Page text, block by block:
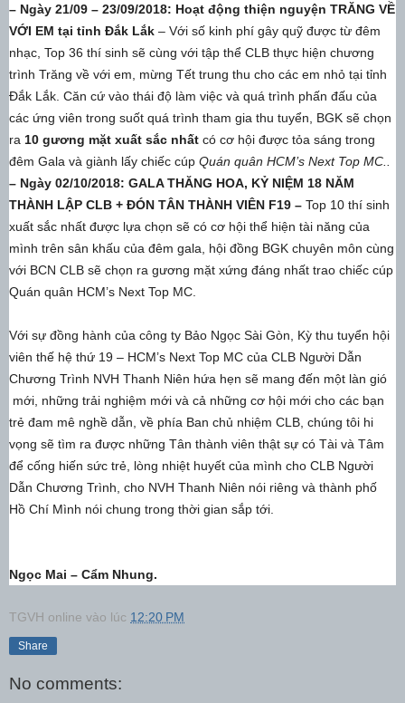
– Ngày 21/09 – 23/09/2018: Hoạt động thiện nguyện TRĂNG VỀ
VỚI EM tại tỉnh Đắk Lắk – Với số kinh phí gây quỹ được từ đêm
nhạc, Top 36 thí sinh sẽ cùng với tập thể CLB thực hiện chương
trình Trăng về với em, mừng Tết trung thu cho các em nhỏ tại tỉnh
Đắk Lắk. Căn cứ vào thái độ làm việc và quá trình phấn đấu của
các ứng viên trong suốt quá trình tham gia thu tuyển, BGK sẽ chọn
ra 10 gương mặt xuất sắc nhất có cơ hội được tỏa sáng trong
đêm Gala và giành lấy chiếc cúp Quán quân HCM’s Next Top MC..
– Ngày 02/10/2018: GALA THĂNG HOA, KỶ NIỆM 18 NĂM
THÀNH LẬP CLB + ĐÓN TÂN THÀNH VIÊN F19 – Top 10 thí sinh
xuất sắc nhất được lựa chọn sẽ có cơ hội thể hiện tài năng của
mình trên sân khấu của đêm gala, hội đồng BGK chuyên môn cùng
với BCN CLB sẽ chọn ra gương mặt xứng đáng nhất trao chiếc cúp
Quán quân HCM’s Next Top MC.
Với sự đồng hành của công ty Bảo Ngọc Sài Gòn, Kỳ thu tuyển hội
viên thế hệ thứ 19 – HCM’s Next Top MC của CLB Người Dẫn
Chương Trình NVH Thanh Niên hứa hẹn sẽ mang đến một làn gió
mới, những trải nghiệm mới và cả những cơ hội mới cho các bạn
trẻ đam mê nghề dẫn, về phía Ban chủ nhiệm CLB, chúng tôi hi
vọng sẽ tìm ra được những Tân thành viên thật sự có Tài và Tâm
để cống hiến sức trẻ, lòng nhiệt huyết của mình cho CLB Người
Dẫn Chương Trình, cho NVH Thanh Niên nói riêng và thành phố
Hồ Chí Mình nói chung trong thời gian sắp tới.
Ngọc Mai – Cẩm Nhung.
TGVH online vào lúc 12:20 PM
Share
No comments: